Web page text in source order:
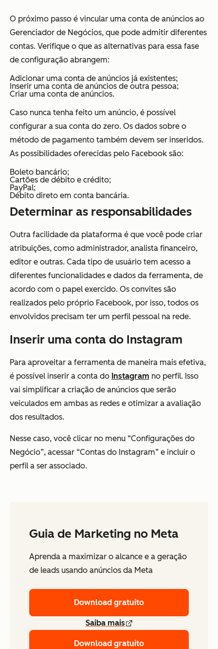
O próximo passo é vincular uma conta de anúncios ao
Gerenciador de Negócios, que pode admitir diferentes
contas. Verifique o que as alternativas para essa fase
de configuração abrangem:
Adicionar uma conta de anúncios já existentes;
Inserir uma conta de anúncios de outra pessoa;
Criar uma conta de anúncios.
Caso nunca tenha feito um anúncio, é possível
configurar a sua conta do zero. Os dados sobre o
método de pagamento também devem ser inseridos.
As possibilidades oferecidas pelo Facebook são:
Boleto bancário;
Cartões de débito e crédito;
PayPal;
Débito direto em conta bancária.
Determinar as responsabilidades
Outra facilidade da plataforma é que você pode criar
atribuições, como administrador, analista financeiro,
editor e outras. Cada tipo de usuário tem acesso a
diferentes funcionalidades e dados da ferramenta, de
acordo com o papel exercido. Os convites são
realizados pelo próprio Facebook, por isso, todos os
envolvidos precisam ter um perfil pessoal na rede.
Inserir uma conta do Instagram
Para aproveitar a ferramenta de maneira mais efetiva,
é possível inserir a conta do Instagram no perfil. Isso
vai simplificar a criação de anúncios que serão
veiculados em ambas as redes e otimizar a avaliação
dos resultados.
Nesse caso, você clicar no menu “Configurações do
Negócio”, acessar “Contas do Instagram” e incluir o
perfil a ser associado.
Guia de Marketing no Meta
Aprenda a maximizar o alcance e a geração
de leads usando anúncios da Meta
Download gratuito
Saiba mais
Download gratuito